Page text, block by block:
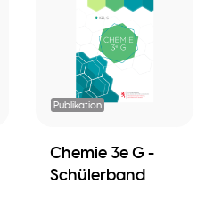
Publikation
Chemie 3e G -
Schülerband